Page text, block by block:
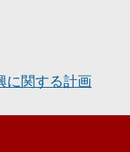
に関する計画